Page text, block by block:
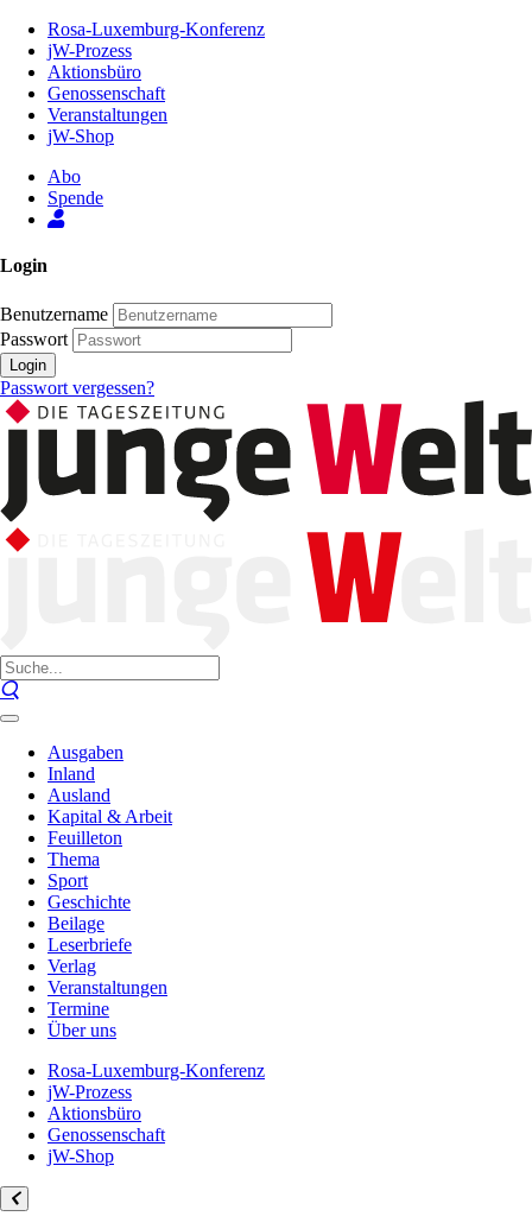
Inhalt
Seite
Rosa-Luxemburg-Konferenz
jW-Prozess
Aktionsbüro
Genossenschaft
Veranstaltungen
jW-Shop
Abo
Spende
Login
Benutzername
Passwort
Login
Passwort vergessen?
Ausgaben
Inland
Ausland
Kapital & Arbeit
Feuilleton
Thema
Sport
Geschichte
Beilage
Leserbriefe
Verlag
Veranstaltungen
Termine
Über uns
Rosa-Luxemburg-Konferenz
jW-Prozess
Aktionsbüro
Genossenschaft
jW-Shop